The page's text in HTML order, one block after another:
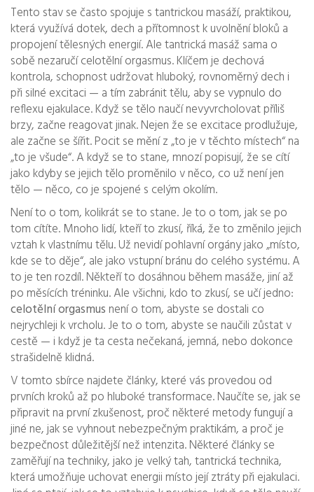
Tento stav se často spojuje stantrickou masáží, praktikou,
která využívá dotek, dech a přítomnost k uvolnění bloků a
propojení tělesných energií. Ale tantrická masáž sama o
sobě nezaručí celotělní orgasmus. Klíčem je dechová
kontrola, schopnost udržovat hluboký, rovnoměrný dech i
při silné excitaci — a tím zabránit tělu, aby se vypnulo do
reflexu ejakulace. Když se tělo naučí nevyvrcholovat příliš
brzy, začne reagovat jinak. Nejen že se excitace prodlužuje,
ale začne se šířit. Pocit se mění z „to je v těchto místech“ na
„to je všude“. A když se to stane, mnozí popisují, že se cítí
jako kdyby se jejich tělo proměnilo v něco, co už není jen
tělo — něco, co je spojené s celým okolím.
Není to o tom, kolikrát se to stane. Je to o tom, jak se po
tom cítíte. Mnoho lidí, kteří to zkusí, říká, že to změnilo jejich
vztah k vlastnímu tělu. Už nevidí pohlavní orgány jako „místo,
kde se to děje“, ale jako vstupní bránu do celého systému. A
to je ten rozdíl. Někteří to dosáhnou během masáže, jiní až
po měsících tréninku. Ale všichni, kdo to zkusí, se učí jedno:
celotělní orgasmus není o tom, abyste se dostali co
nejrychleji k vrcholu. Je to o tom, abyste se naučili zůstat v
cestě — i když je ta cesta nečekaná, jemná, nebo dokonce
strašidelně klidná.
V tomto sbírce najdete články, které vás provedou od
prvních kroků až po hluboké transformace. Naučíte se, jak se
připravit na první zkušenost, proč některé metody fungují a
jiné ne, jak se vyhnout nebezpečným praktikám, a proč je
bezpečnost důležitější než intenzita. Některé články se
zaměřují na techniky, jako jevelký tah,tantrická technika,
která umožňuje uchovat energii místo její ztráty při ejakulaci.